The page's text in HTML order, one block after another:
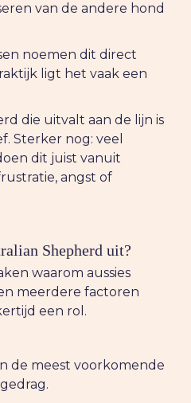
van de andere hond
noemen dit direct
ligt het vaak een
die uitvalt aan de lijn is
Sterker nog: veel
dit juist vanuit
angst of
Shepherd uit?
waarom aussies
meerdere factoren
een rol.
de meest voorkomende